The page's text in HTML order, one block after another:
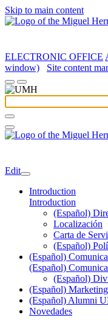
Skip to main content
ELECTRONIC OFFICE
window)
Site content
Edit
Introduction
Introduction
(Español)
Localización
Carta de
(Español)
(Español)
(Español)
(Español)
(Español) Marketing
(Español) Alumni
Novedades